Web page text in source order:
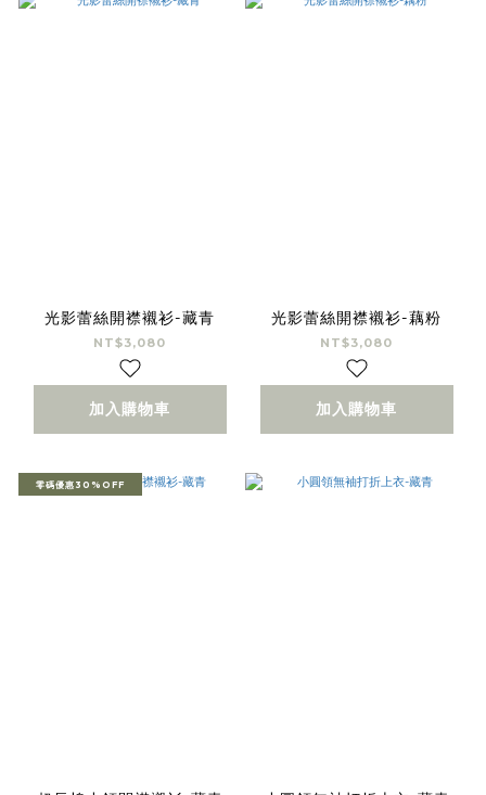
光影蕾絲開襟襯衫-藏青
NT$3,080
加入購物車
光影蕾絲開襟襯衫-藕粉
NT$3,080
加入購物車
零碼優惠30%OFF